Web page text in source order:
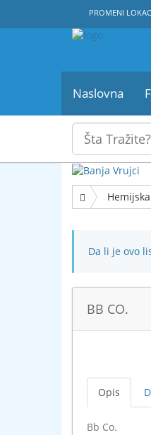
PROMENI
Naslovna
Da li je ovo
BB CO.
Opis
Bb Co.